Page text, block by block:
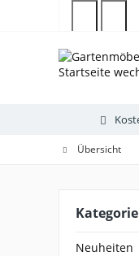
Übersicht
Neuheiten